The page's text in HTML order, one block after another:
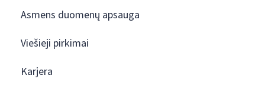
Asmens duomenų apsauga
Viešieji pirkimai
Karjera